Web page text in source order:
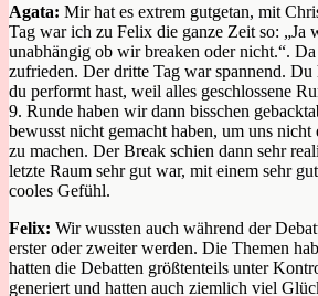
Agata: Mir hat es extrem gutgetan, mit
Tag war ich zu Felix die ganze Zeit so: „Ja
unabhängig ob wir breaken oder nicht.“.
zufrieden. Der dritte Tag war spannend.
du performt hast, weil alles geschlossene
9. Runde haben wir dann bisschen
bewusst nicht gemacht haben, um uns
zu machen. Der Break schien dann sehr
letzte Raum sehr gut war, mit einem sehr
cooles Gefühl.
Felix: Wir wussten auch während der
erster oder zweiter werden. Die Themen
hatten die Debatten größtenteils unter
generiert und hatten auch ziemlich viel